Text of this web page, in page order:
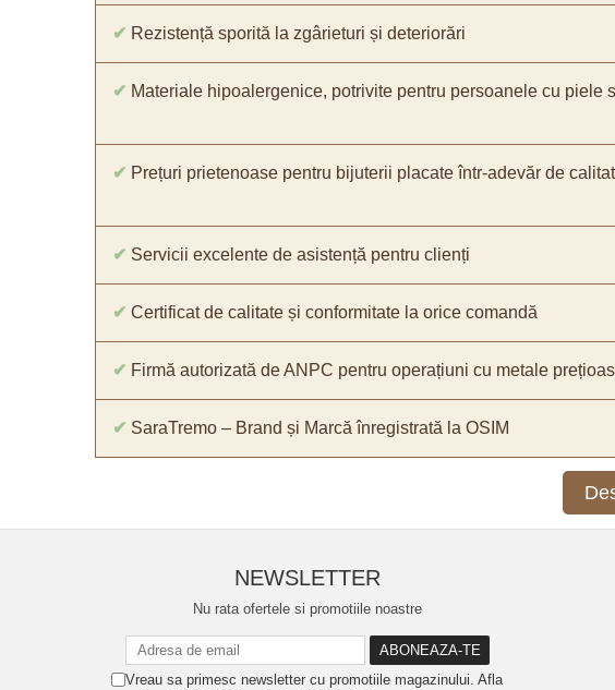
✔ Rezistență sporită la zgârieturi și deteriorări
✔ Materiale hipoalergenice, potrivite pentru persoanele cu piele
✔ Prețuri prietenoase pentru bijuterii placate într-adevăr de
✔ Servicii excelente de asistență pentru clienți
✔ Certificat de calitate și conformitate la orice comandă
✔ Firmă autorizată de ANPC pentru operațiuni cu metale
✔ SaraTremo – Brand și Marcă înregistrată la OSIM
NEWSLETTER
Nu rata ofertele si promotiile noastre
Vreau sa primesc newsletter cu promotiile magazinului. Afla